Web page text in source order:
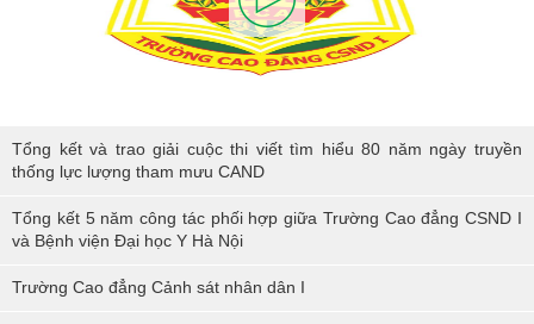
lực lượng tham mưu CAND
Tổng kết và trao giải cuộc thi viết tìm hiểu 80 năm ngày truyền
thống lực lượng tham mưu CAND
Tổng kết 5 năm công tác phối hợp giữa Trường Cao đẳng CSND I
và Bệnh viện Đại học Y Hà Nội
Trường Cao đẳng Cảnh sát nhân dân I